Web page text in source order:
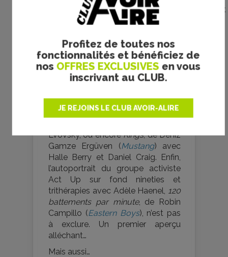
Profitez de toutes nos
fonctionnalités et bénéficiez de
nos OFFRES EXCLUSIVES en vous
inscrivant au CLUB.
JE REJOINS LE CLUB AVOIR-ALIRE
Copyright Jean-Claude Lother / Why Not
Productions
Pas improbable, aussi, de retrouver
toutes sections confondues Michel
Hazanavicius avecLe Redoutable,
qui narre l’histoire passionnelle
Wiazemsky,Image et parole, de
Godard justement,Demain et tous
Lvovsky, ou encoreKings, de Deniz
Gamze Ergüven (Mustang) avec
Halle Berry et Daniel Craig. Enfin,
l’autoportrait du groupe activiste
Act Up sur fond nineties et
trithérapies avec Adèle Haenel,
120
battements par minute, de Robin
Campillo (Eastern Boys), n’est pas
à exclure. Un premier aperçu
alléchant…
Mais aussi…